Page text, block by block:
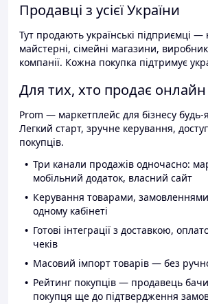
Продавці з усієї України
Тут продають українські підприємці —
майстерні, сімейні магазини,
компанії. Кожна покупка підтримує
Для тих, хто продає онлайн
Prom — маркетплейс для бізнесу будь-
Легкий старт, зручне керування,
покупців.
Три канали продажів одночасно:
мобільний додаток, власний сайт
Керування товарами,
одному кабінеті
Готові інтеграції з доставкою,
чеків
Масовий імпорт товарів — без
Рейтинг покупців — продавець
покупця ще до підтвердження